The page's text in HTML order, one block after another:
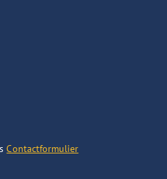
Contactformulier